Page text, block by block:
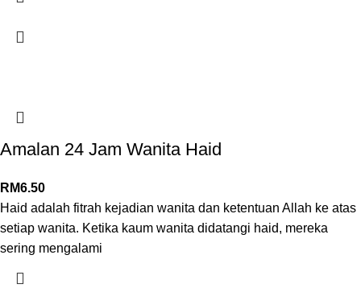
Amalan 24 Jam Wanita Haid
RM6.50
Haid adalah fitrah kejadian wanita dan ketentuan Allah ke atas
setiap wanita. Ketika kaum wanita didatangi haid, mereka
sering mengalami